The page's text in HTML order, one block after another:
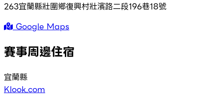
263宜蘭縣壯圍鄉復興村壯濱路二段196巷18號
Google Maps
賽事周邊住宿
宜蘭縣
Klook.com